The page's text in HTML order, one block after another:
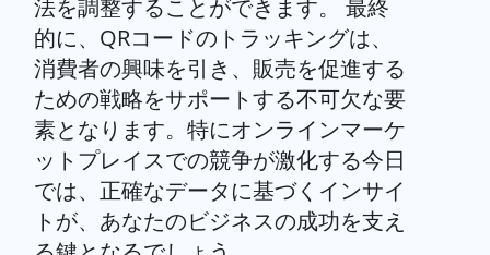
法を調整することができます。 最終
的に、QRコードのトラッキングは、
消費者の興味を引き、販売を促進する
ための戦略をサポートする不可欠な要
素となります。特にオンラインマーケ
ットプレイスでの競争が激化する今日
では、正確なデータに基づくインサイ
トが、あなたのビジネスの成功を支え